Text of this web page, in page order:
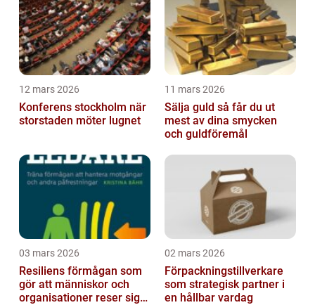
12 mars 2026
Konferens stockholm när
storstaden möter lugnet
11 mars 2026
Sälja guld så får du ut
mest av dina smycken
och guldföremål
03 mars 2026
Resiliens förmågan som
gör att människor och
organisationer reser sig
02 mars 2026
Förpackningstillverkare
som strategisk partner i
en hållbar vardag